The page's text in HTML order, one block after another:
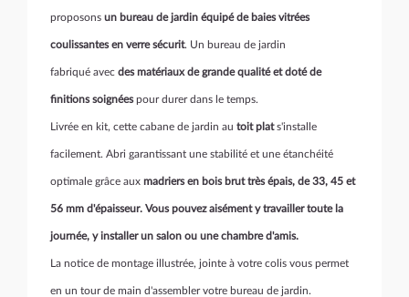
proposons un bureau de jardin équipé de baies vitrées
coulissantes en verre sécurit. Un bureau de jardin
fabriqué avec des matériaux de grande qualité et doté de
finitions soignéespour durer dans le temps.
Livrée en kit, cette cabane de jardin au toit plats'installe
facilement. Abri garantissant une stabilité et une étanchéité
optimale grâce aux madriers en bois brut très épais, de 33, 45 et
56 mm d'épaisseur. Vous pouvez aisément y travailler toute la
journée, y installer un salon ou une chambre d'amis.
La notice de montage illustrée, jointe à votre colis vous permet
en un tour de main d'assembler votre bureau de jardin.